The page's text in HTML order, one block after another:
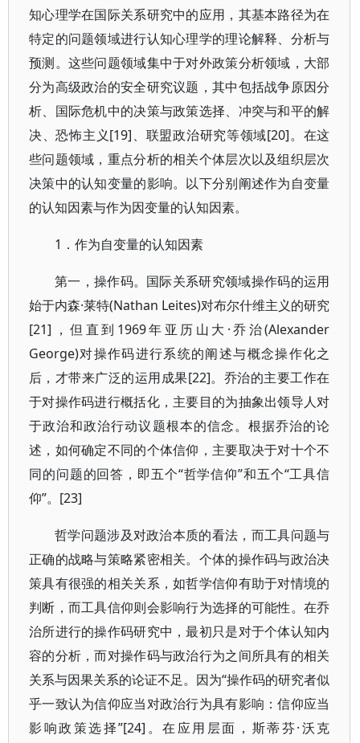
知心理学在国际关系研究中的应用，其基本路径为在
特定的问题领域进行认知心理学的理论解释、分析与
预测。这些问题领域集中于对外政策分析领域，大部
分为高级政治的安全研究议题，其中包括战争原因分
析、国际危机中的决策与政策选择、冲突与和平的解
决、恐怖主义[19]、联盟政治研究等领域[20]。在这
些问题领域，重点分析的相关个体层次以及组织层次
决策中的认知变量的影响。以下分别阐述作为自变量
的认知因素与作为因变量的认知因素。
1．作为自变量的认知因素
第一，操作码。国际关系研究领域操作码的运用
始于内森·莱特(Nathan Leites)对布尔什维主义的研究
[21]，但直到1969年亚历山大·乔治(Alexander
George)对操作码进行系统的阐述与概念操作化之
后，才带来广泛的运用成果[22]。乔治的主要工作在
于对操作码进行概括化，主要目的为抽象出领导人对
于政治和政治行动议题根本的信念。根据乔治的论
述，如何确定不同的个体信仰，主要取决于对十个不
同的问题的回答，即五个“哲学信仰”和五个“工具信
仰”。[23]
哲学问题涉及对政治本质的看法，而工具问题与
正确的战略与策略紧密相关。个体的操作码与政治决
策具有很强的相关关系，如哲学信仰有助于对情境的
判断，而工具信仰则会影响行为选择的可能性。在乔
治所进行的操作码研究中，最初只是对于个体认知内
容的分析，而对操作码与政治行为之间所具有的相关
关系与因果关系的论证不足。因为“操作码的研究者似
乎一致认为信仰应当对政治行为具有影响：信仰应当
影响政策选择”[24]。在应用层面，斯蒂芬·沃克